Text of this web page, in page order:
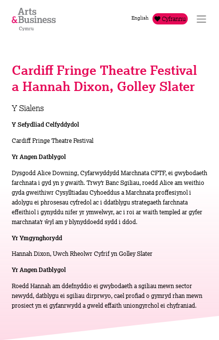
Mynd i'r cynnwys
English Cyfrannu
Cardiff Fringe Theatre Festival
a Hannah Dixon, Golley Slater
Y Sialens
Y Sefydliad Celfyddydol
Cardiff Fringe Theatre Festival
Yr Angen Datblygol
Dysgodd Alice Downing, Cyfarwyddydd Marchnata CFTF, ei gwybodaeth
farchnata i gyd yn y gwaith. Trwy’r Banc Sgiliau, roedd Alice am weithio
gyda gweithiwr Cysylltiadau Cyhoeddus a Marchnata proffesiynol i
adolygu ei phrosesau cyfredol ac i ddatblygu strategaeth farchnata
effeithiol i gynyddu nifer yr ymwelwyr, ac i roi ar waith templed ar gyfer
marchnata’r ŵyl am y blynyddoedd sydd i ddod.
Yr Ymgynghorydd
Hannah Dixon, Uwch Rheolwr Cyfrif yn Golley Slater
Yr Angen Datblygol
Roedd Hannah am ddefnyddio ei gwybodaeth a sgiliau mewn sector
newydd, datblygu ei sgiliau dirprwyo, cael profiad o gymryd rhan mewn
prosiect yn ei gyfanrwydd a gweld effaith uniongyrchol ei chyfraniad.